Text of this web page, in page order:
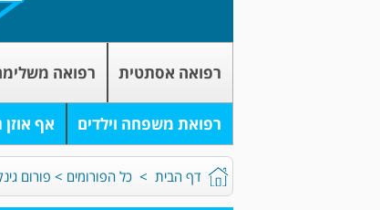
רפואה אסתטית רפואה
רפואת משפחה וילדים אף אוזן
דף הבית > כל הפורומים > פורום